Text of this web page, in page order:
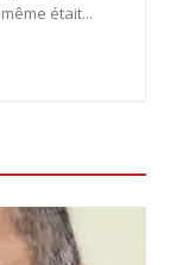
était...